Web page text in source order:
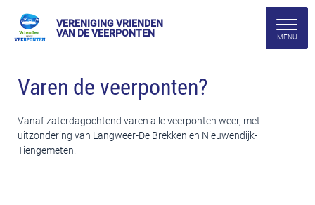
VERENIGING VRIENDEN
VAN DE VEERPONTEN
Varen de veerponten?
Vanaf zaterdagochtend varen alle veerponten weer, met
uitzondering van Langweer-De Brekken en Nieuwendijk-
Tiengemeten.